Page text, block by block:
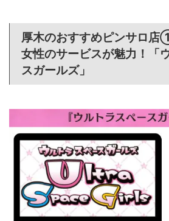
厚木のおすすめピンサロ
女性のサービスが魅力！「
スガールズ」